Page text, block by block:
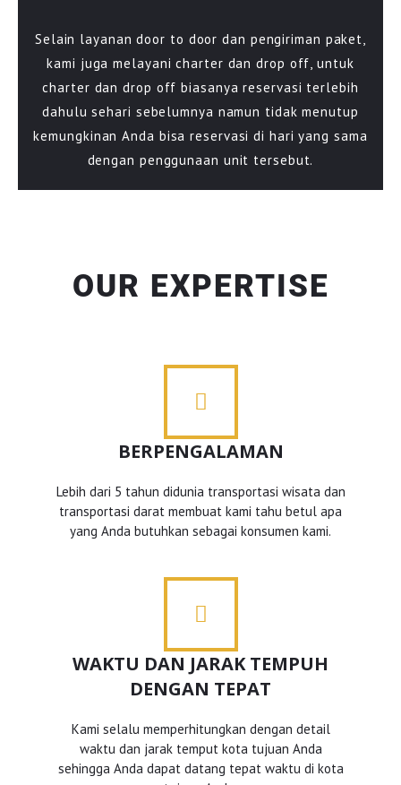
Selain layanan door to door dan pengiriman paket,
kami juga melayani charter dan drop off, untuk
charter dan drop off biasanya reservasi terlebih
dahulu sehari sebelumnya namun tidak menutup
kemungkinan Anda bisa reservasi di hari yang sama
dengan penggunaan unit tersebut.
OUR EXPERTISE
BERPENGALAMAN
Lebih dari 5 tahun didunia transportasi wisata dan
transportasi darat membuat kami tahu betul apa
yang Anda butuhkan sebagai konsumen kami.
WAKTU DAN JARAK TEMPUH
DENGAN TEPAT
Kami selalu memperhitungkan dengan detail
waktu dan jarak temput kota tujuan Anda
sehingga Anda dapat datang tepat waktu di kota